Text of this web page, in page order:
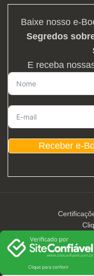
Baixe nosso e-
Segredos
E receba
Receber e-